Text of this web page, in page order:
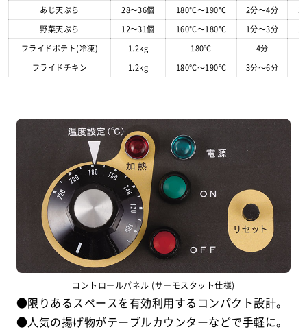
あじ天ぷら
28～36個 180℃～190℃ 2分～4分
野菜天ぷら
12～31個 160℃～180℃ 1分～3分
フライドポテト(冷凍)
1.2kg 180℃
4分
フライドチキン
1.2kg 180℃～190℃ 3分～6分
コントロールパネル (サーモスタット仕様)
●限りあるスペースを有効利用するコンパクト設計。
●人気の揚げ物がテーブルカウンターなどで手軽に。